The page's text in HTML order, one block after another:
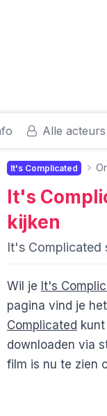
Alle acteurs
It's Complicated
It's
kijken
It's Complicated
Wil je It's
pagina vind je
Complicated
downloaden via
film is nu te zien